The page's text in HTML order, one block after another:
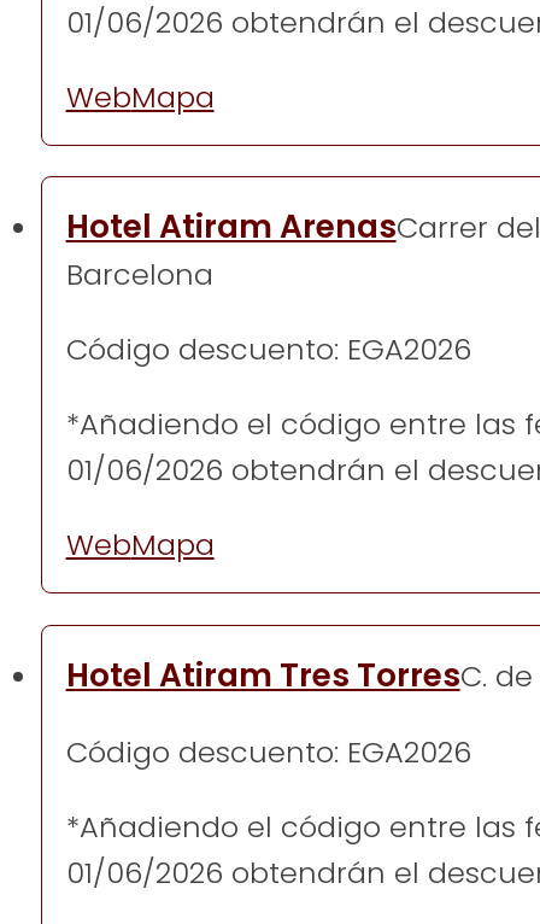
01/06/2026 obtendrán el
WebMapa
Hotel Atiram ArenasCarrer
Barcelona
Código descuento: EGA2026
*Añadiendo el código entre las
01/06/2026 obtendrán el
WebMapa
Hotel Atiram Tres TorresC.
Código descuento: EGA2026
*Añadiendo el código entre las
01/06/2026 obtendrán el